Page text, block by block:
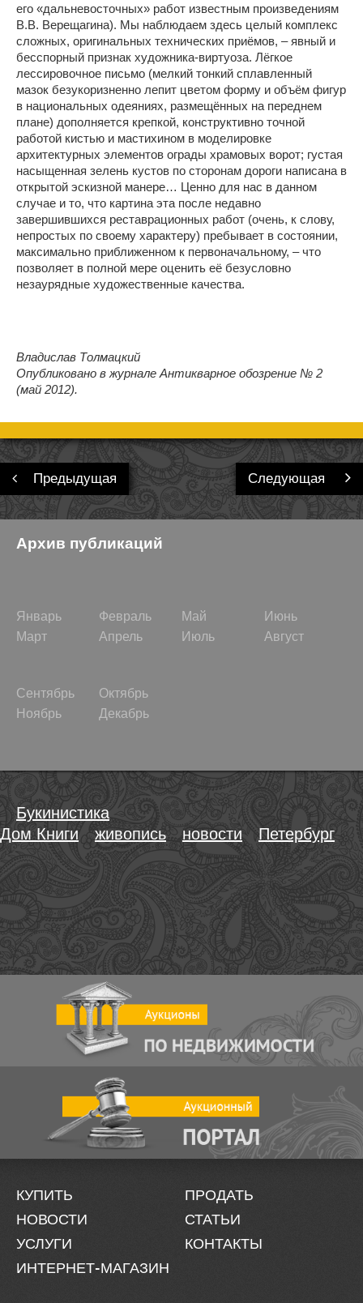
его «дальневосточных» работ известным произведениям
В.В. Верещагина). Мы наблюдаем здесь целый комплекс
сложных, оригинальных технических приёмов, – явный и
бесспорный признак художника-виртуоза. Лёгкое
лессировочное письмо (мелкий тонкий сплавленный
мазок безукоризненно лепит цветом форму и объём фигур
в национальных одеяниях, размещённых на переднем
плане) дополняется крепкой, конструктивно точной
работой кистью и мастихином в моделировке
архитектурных элементов ограды храмовых ворот; густая
насыщенная зелень кустов по сторонам дороги написана в
открытой эскизной манере… Ценно для нас в данном
случае и то, что картина эта после недавно
завершившихся реставрационных работ (очень, к слову,
непростых по своему характеру) пребывает в состоянии,
максимально приближенном к первоначальному, – что
позволяет в полной мере оценить её безусловно
незаурядные художественные качества.
Владислав Толмацкий
Опубликовано в журнале Антикварное обозрение № 2
(май 2012).
Предыдущая Следующая
Архив публикаций
Январь
Февраль
Март
Апрель
Май
Июнь
Июль
Август
Сентябрь
Октябрь
Ноябрь
Декабрь
Букинистика
Дом Книги
живопись новости Петербург
КУПИТЬ
ПРОДАТЬ
НОВОСТИ
СТАТЬИ
УСЛУГИ
КОНТАКТЫ
ИНТЕРНЕТ-МАГАЗИН